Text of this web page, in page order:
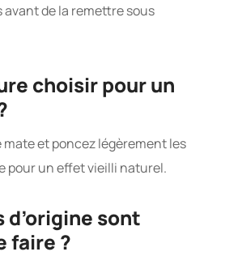
avant de la remettre sous
choisir pour un
et poncez légèrement les
pour un effet vieilli naturel.
d’origine sont
faire ?